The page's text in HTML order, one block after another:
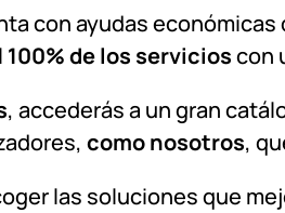
con ayudas económicas
100% de los servicioscon
, accederás a un gran
como nosotros,
las soluciones que